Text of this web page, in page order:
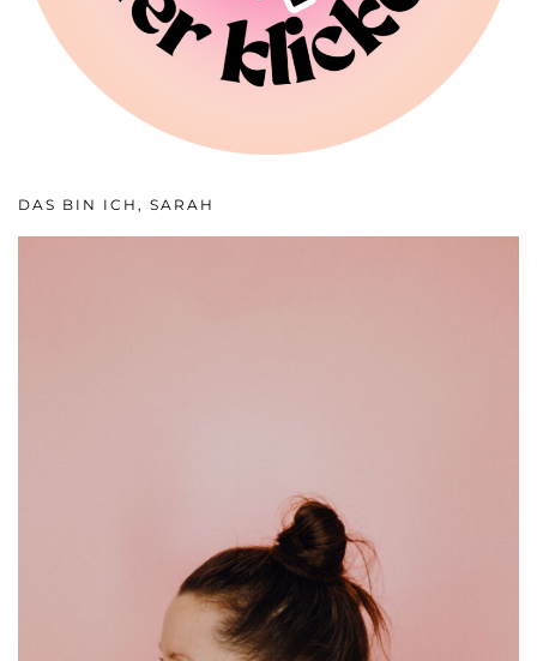
DAS BIN ICH, SARAH